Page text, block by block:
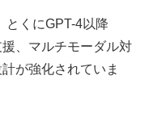
とくにGPT-4以降
、マルチモーダル対
が強化されていま